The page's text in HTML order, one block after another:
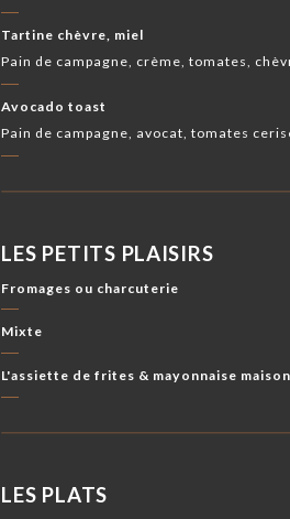
Tartine chèvre, miel
Pain de campagne, crème, tomates,
Avocado toast
Pain de campagne, avocat, tomates
LES PETITS PLAISIRS
Fromages ou charcuterie
Mixte
L'assiette de frites & mayonnaise maison
LES PLATS